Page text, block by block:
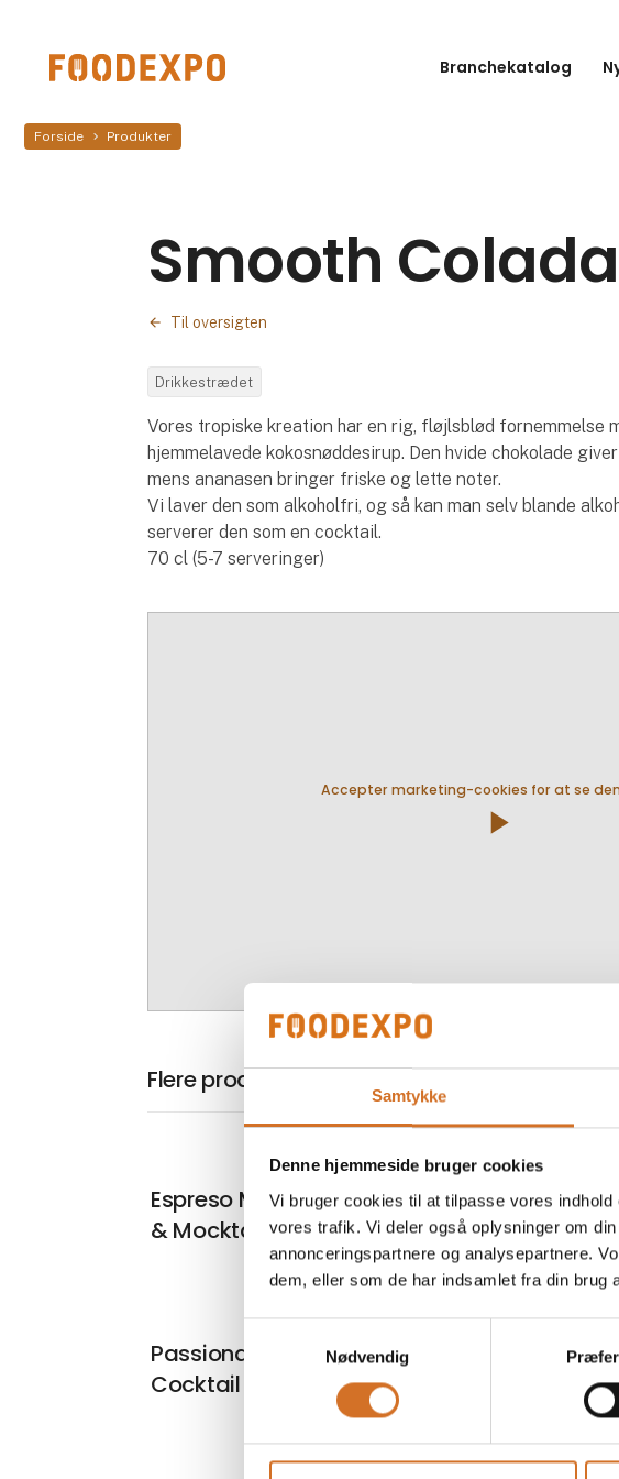
Samtykke
Denne hjemmeside bruger cookies
Vi bruger cookies til at tilpasse vores
vores trafik. Vi deler også oplysninger om
annonceringspartnere og analysepartnere.
dem, eller som de har indsamlet fra din brug
Nødvendig
Branchekatalog
Forside Produkter
Smooth
Til oversigten
Drikkestrædet
Vores tropiske kreation har en rig, fløjlsblød fornemmelse
hjemmelavede kokosnøddesirup. Den hvide chokolade
mens ananasen bringer friske og lette noter.
Vi laver den som alkoholfri, og så kan man selv blande
serverer den som en cocktail.
70 cl (5-7 serveringer)
Accepter marketing-cookies for at se
play_arrow
Flere produkter fra Tchin Tchin
Espreso Martini - Både Cocktail
& Mocktail
Passionada - Både som
Cocktail & Mocktail